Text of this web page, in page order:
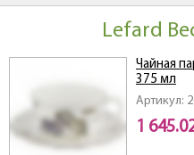
Lefard
Артикул:
Чайная
375 мл
1